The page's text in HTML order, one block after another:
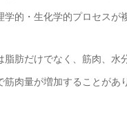
学的・生化学的プロセスが
脂肪だけでなく、筋肉、
肉量が増加することが